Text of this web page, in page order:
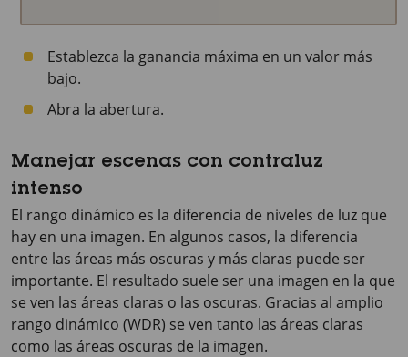
Establezca la ganancia máxima en un valor más
bajo.
Abra la abertura.
Manejar escenas con contraluz
intenso
El rango dinámico es la diferencia de niveles de luz que
hay en una imagen. En algunos casos, la diferencia
entre las áreas más oscuras y más claras puede ser
importante. El resultado suele ser una imagen en la que
se ven las áreas claras o las oscuras. Gracias al amplio
rango dinámico (WDR) se ven tanto las áreas claras
como las áreas oscuras de la imagen.